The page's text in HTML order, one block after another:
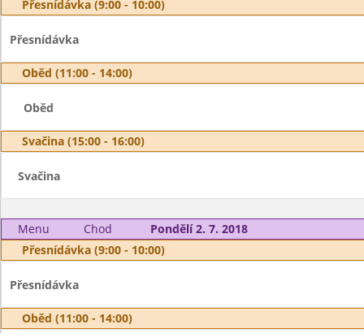
Přesnídávka (9:00 - 10:00)
Přesnídávka
Oběd (11:00 - 14:00)
Oběd
Svačina (15:00 - 16:00)
Svačina
Menu Chod
Pondělí 2. 7. 2018
Přesnídávka (9:00 - 10:00)
Přesnídávka
Oběd (11:00 - 14:00)